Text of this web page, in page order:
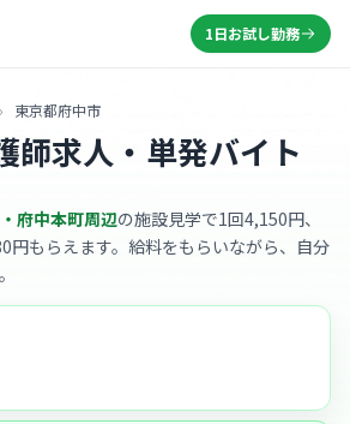
1日お試し勤務
› 東京都府中市
師求人・単発バイト
府中本町周辺の施設見学で1回4,150円、
円もらえます。給料をもらいながら、自分